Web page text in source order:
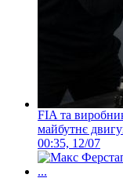
FIA та
майбутнє
00:35, 12/07